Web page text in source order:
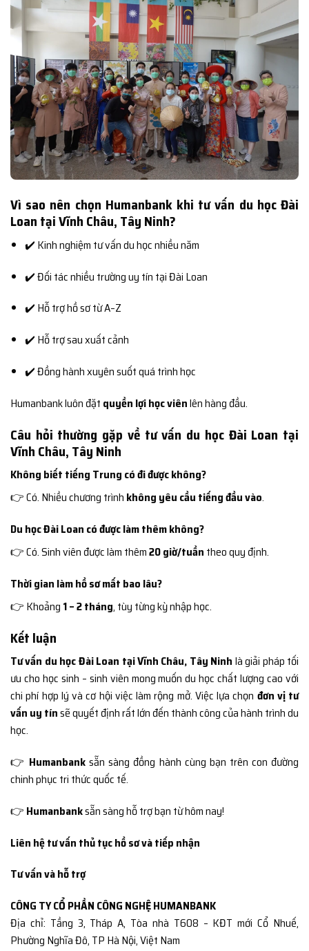
Vì sao nên chọn Humanbank khi tư vấn du học Đài
Loan tại Vĩnh Châu, Tây Ninh?
✔️ Kinh nghiệm tư vấn du học nhiều năm
✔️ Đối tác nhiều trường uy tín tại Đài Loan
✔️ Hỗ trợ hồ sơ từ A–Z
✔️ Hỗ trợ sau xuất cảnh
✔️ Đồng hành xuyên suốt quá trình học
Humanbank luôn đặt quyền lợi học viênlên hàng đầu.
Câu hỏi thường gặp về tư vấn du học Đài Loan tại
Vĩnh Châu, Tây Ninh
Không biết tiếng Trung có đi được không?
👉 Có. Nhiều chương trình không yêu cầu tiếng đầu vào.
Du học Đài Loan có được làm thêm không?
👉 Có. Sinh viên được làm thêm20 giờ/tuần theo quy định.
Thời gian làm hồ sơ mất bao lâu?
👉 Khoảng 1 – 2 tháng, tùy từng kỳ nhập học.
Kết luận
Tư vấn du học Đài Loan tại Vĩnh Châu, Tây Ninh là giải pháp tối
ưu cho học sinh – sinh viên mong muốn du học chất lượng cao với
chi phí hợp lý và cơ hội việc làm rộng mở. Việc lựa chọn đơn vị tư
vấn uy tínsẽ quyết định rất lớn đến thành công của hành trình du
học.
👉 Humanbank sẵn sàng đồng hành cùng bạn trên con đường
chinh phục tri thức quốc tế.
👉 Humanbanksẵn sàng hỗ trợ bạn từ hôm nay!
Liên hệ tư vấn thủ tục hồ sơ và tiếp nhận
Tư vấn và hỗ trợ
CÔNG TY CỔ PHẦN CÔNG NGHỆ HUMANBANK
Địa chỉ: Tầng 3, Tháp A, Tòa nhà T608 – KĐT mới Cổ Nhuế,
Phường Nghĩa Đô, TP Hà Nội, Việt Nam